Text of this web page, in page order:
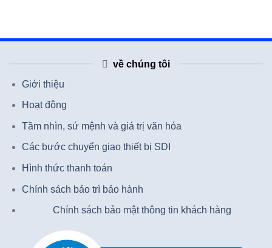
về chúng tôi
Giới thiệu
Hoạt động
Tầm nhìn, sứ mệnh và giá trị văn hóa
Các bước chuyển giao thiết bị SDI
Hình thức thanh toán
Chính sách bảo trì bảo hành
Chính sách bảo mật thông tin khách hàng